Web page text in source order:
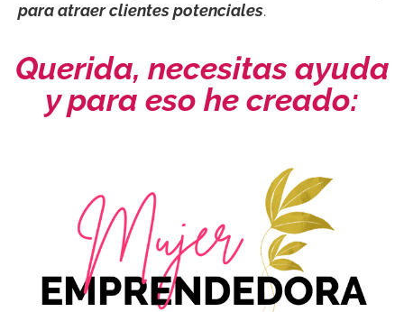
para atraer clientes potenciales.
Querida, necesitas ayuda
y para eso he creado: